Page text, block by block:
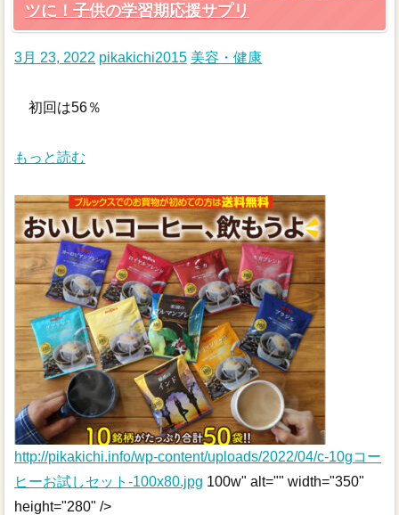
ツに！子供の学習期応援サプリ
3月 23, 2022 pikakichi2015 美容・健康
初回は56％
もっと読む
http://pikakichi.info/wp-content/uploads/2022/04/c-10gコー
ヒーお試しセット-100x80.jpg 100w" alt="" width="350"
height="280" />